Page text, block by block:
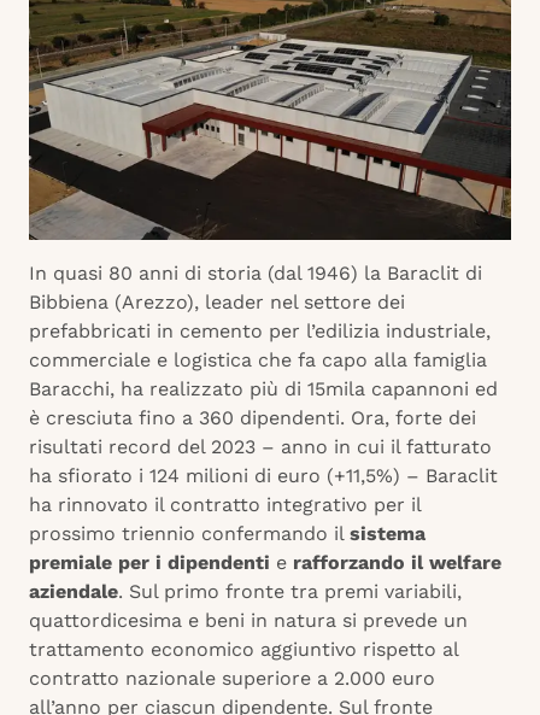
In quasi 80 anni di storia (dal 1946) la Baraclit di
Bibbiena (Arezzo), leader nel settore dei
prefabbricati in cemento per l’edilizia industriale,
commerciale e logistica che fa capo alla famiglia
Baracchi, ha realizzato più di 15mila capannoni ed
è cresciuta fino a 360 dipendenti. Ora, forte dei
risultati record del 2023 – anno in cui il fatturato
ha sfiorato i 124 milioni di euro (+11,5%) – Baraclit
ha rinnovato il contratto integrativo per il
prossimo triennio confermando il sistema
premiale per i dipendenti e rafforzando il welfare
aziendale. Sul primo fronte tra premi variabili,
quattordicesima e beni in natura si prevede un
trattamento economico aggiuntivo rispetto al
contratto nazionale superiore a 2.000 euro
all’anno per ciascun dipendente. Sul fronte